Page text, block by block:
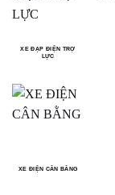
XE ĐẠP ĐIỆN TRỢ
LỰC
XE ĐIỆN CÂN BẰNG